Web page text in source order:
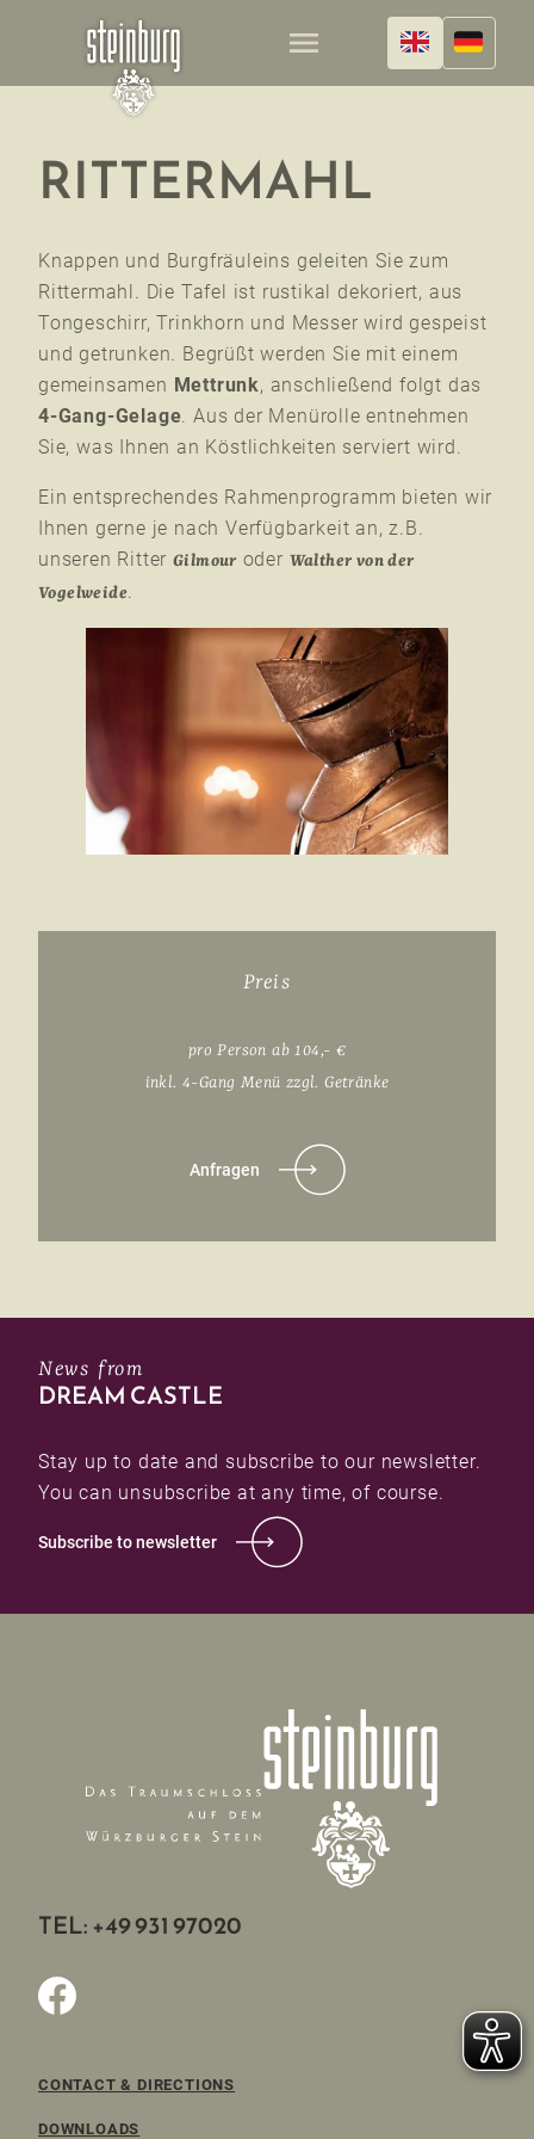
menu
RITTERMAHL
Knappen und Burgfräuleins geleiten Sie zum
Rittermahl. Die Tafel ist rustikal dekoriert, aus
Tongeschirr, Trinkhorn und Messer wird gespeist
und getrunken. Begrüßt werden Sie mit einem
gemeinsamen Mettrunk, anschließend folgt das
4-Gang-Gelage. Aus der Menürolle entnehmen
Sie, was Ihnen an Köstlichkeiten serviert wird.
Ein entsprechendes Rahmenprogramm bieten wir
Ihnen gerne je nach Verfügbarkeit an, z.B.
unseren RitterGilmour oder Walther von der
Vogelweide.
Preis
pro Person ab 104,- €
inkl. 4-Gang Menü zzgl. Getränke
Anfragen
News from
DREAM CASTLE
Stay up to date and subscribe to our newsletter.
You can unsubscribe at any time, of course.
Subscribe to newsletter
TEL: +49 931 97020
CONTACT & DIRECTIONS
DOWNLOADS